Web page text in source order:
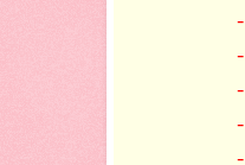
-
- Lo
-
-
-